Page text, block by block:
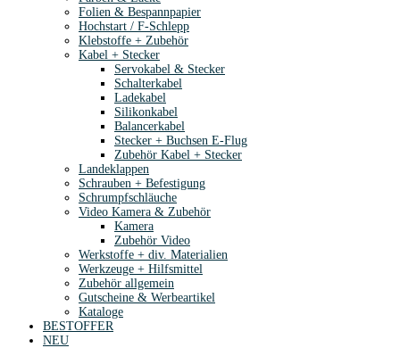
Folien & Bespannpapier
Hochstart / F-Schlepp
Klebstoffe + Zubehör
Kabel + Stecker
Servokabel & Stecker
Schalterkabel
Ladekabel
Silikonkabel
Balancerkabel
Stecker + Buchsen E-Flug
Zubehör Kabel + Stecker
Landeklappen
Schrauben + Befestigung
Schrumpfschläuche
Video Kamera & Zubehör
Kamera
Zubehör Video
Werkstoffe + div. Materialien
Werkzeuge + Hilfsmittel
Zubehör allgemein
Gutscheine & Werbeartikel
Kataloge
BESTOFFER
NEU